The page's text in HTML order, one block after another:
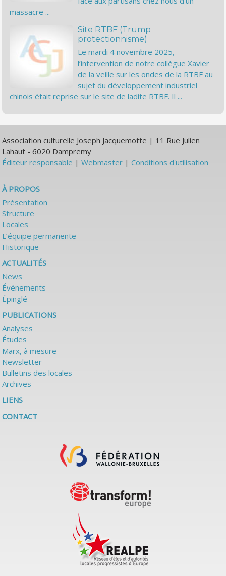
massacre ...
Site RTBF (Trump
protectionnisme)
Le mardi 4 novembre 2025,
l’intervention de notre collègue Xavier
de la veille sur les ondes de la RTBF au
sujet du développement industriel
chinois était reprise sur le site de ladite RTBF. Il ...
Association culturelle Joseph Jacquemotte | 11 Rue Julien
Lahaut - 6020 Dampremy
Éditeur responsable |Webmaster |Conditions d'utilisation
À PROPOS
Présentation
Structure
Locales
L’équipe permanente
Historique
ACTUALITÉS
News
Événements
Épinglé
PUBLICATIONS
Analyses
Études
Marx, à mesure
Newsletter
Bulletins des locales
Archives
LIENS
CONTACT